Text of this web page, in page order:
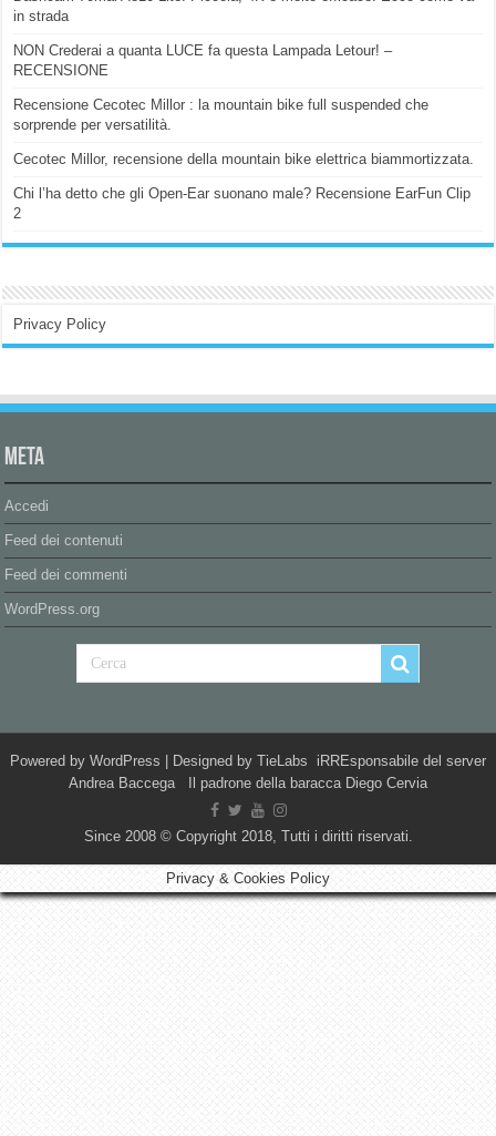
in strada
NON Crederai a quanta LUCE fa questa Lampada Letour! –
RECENSIONE
Recensione Cecotec Millor : la mountain bike full suspended che
sorprende per versatilità.
Cecotec Millor, recensione della mountain bike elettrica biammortizzata.
Chi l’ha detto che gli Open-Ear suonano male? Recensione EarFun Clip
2
Privacy Policy
Meta
Accedi
Feed dei contenuti
Feed dei commenti
WordPress.org
Powered by WordPress | Designed by TieLabs iRREsponsabile del server
Andrea Baccega Il padrone della baracca Diego Cervia
Since 2008 © Copyright 2018, Tutti i diritti riservati.
Privacy & Cookies Policy